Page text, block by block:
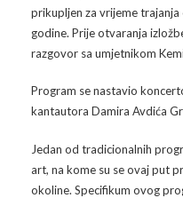
Video 2012
Video 2013
Video 2014
Video 2015
Video 2016
Galerija 2011
Galerija 2012
Galerija 2013
Galerija 2014
Galerija 2015
Kontakt
prikupljen za vrijeme
godine. Prije otvaranja
razgovor sa umjetnikom
Program se nastavio
kantautora Damira Avdića
Jedan od tradicionalnih
art, na kome su se ovaj put
okoline. Specifikum ovog